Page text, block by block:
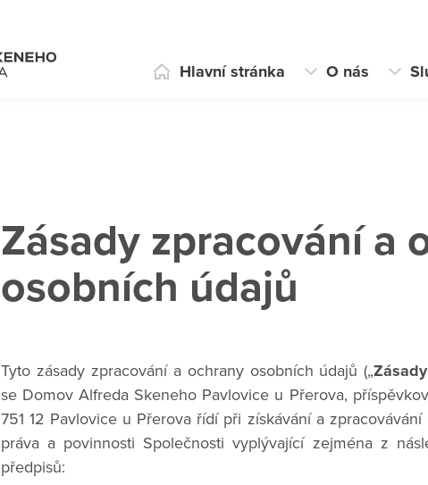
Hlavní stránka O nás
Zásady zpracování a
osobních údajů
Tyto zásady zpracování a ochrany osobních údajů („Zásady
se Domov Alfreda Skeneho Pavlovice u Přerova,
751 12 Pavlovice u Přerova řídí při získávání a
práva a povinnosti Společnosti vyplývající zejména z
předpisů: